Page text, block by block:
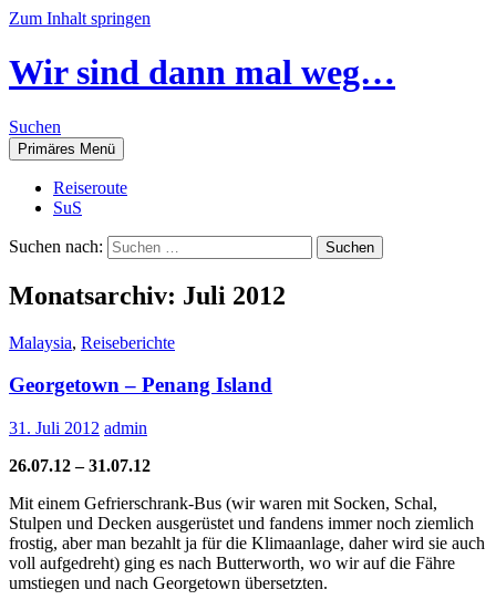
Zum Inhalt springen
Wir sind dann mal weg…
Suchen
Primäres Menü
Reiseroute
SuS
Suchen nach:
Monatsarchiv: Juli 2012
Malaysia, Reiseberichte
Georgetown – Penang Island
31. Juli 2012 admin
26.07.12 – 31.07.12
Mit einem Gefrierschrank-Bus (wir waren mit Socken, Schal,
Stulpen und Decken ausgerüstet und fandens immer noch ziemlich
frostig, aber man bezahlt ja für die Klimaanlage, daher wird sie auch
voll aufgedreht) ging es nach Butterworth, wo wir auf die Fähre
umstiegen und nach Georgetown übersetzten.